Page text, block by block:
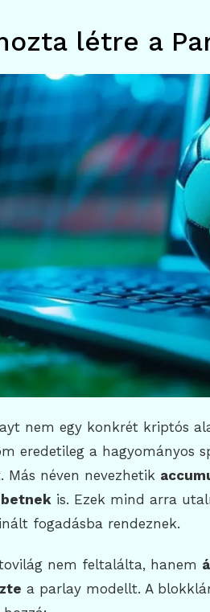
létre a
nem egy konkrét kriptós
eredetileg a hagyományos
Más néven nevezhetik
is. Ezek mind arra
fogadásba rendeznek.
nem feltalálta, hanem
a parlay modellt. A